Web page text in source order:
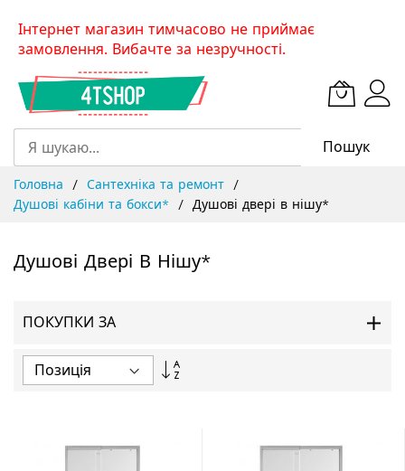
SkipІнтернет магазин тимчасово не приймає
замовлення. Вибачте за незручності.
Пошук
Головна
Сантехніка та ремонт
Душові кабіни та бокси*
Душові двері в нішу*
Душові Двері В Нішу*
ПОКУПКИ ЗА
Сортувати